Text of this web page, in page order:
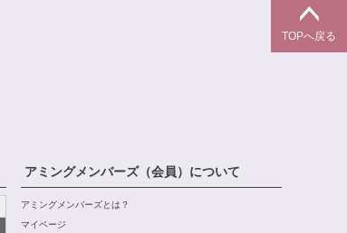
TOPへ戻る
アミングメンバーズ（会員）について
アミングメンバーズとは？
マイページ